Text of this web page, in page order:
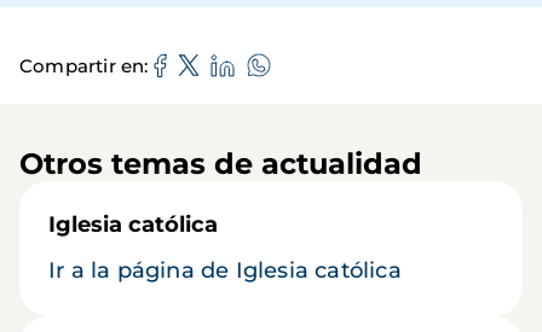
Compartir en
Otros temas de actualidad
Iglesia católica
Ir a la página de Iglesia católica